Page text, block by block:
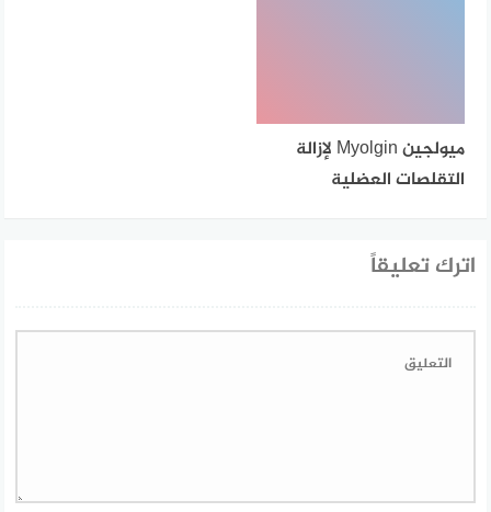
ميولجين Myolgin لإزالة
التقلصات العضلية
اترك تعليقاً